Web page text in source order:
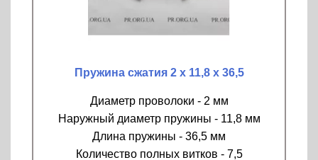
Пружина сжатия 2 х 11,8 х 36,5
Диаметр проволоки - 2 мм
Наружный диаметр пружины - 11,8 мм
Длина пружины - 36,5 мм
Количество полных витков - 7,5